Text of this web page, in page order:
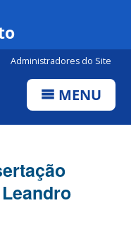
Administradores do Site
MENU